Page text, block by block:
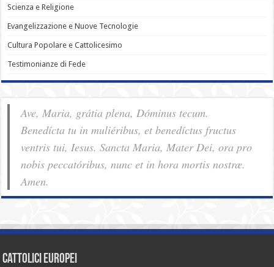
Scienza e Religione
Evangelizzazione e Nuove Tecnologie
Cultura Popolare e Cattolicesimo
Testimonianze di Fede
Ave, Maria, grátia plena, Dóminus tecum.
Benedícta tu in muliéribus, et benedíctus fructus
ventris tui, Iesus. Sancta Maria, Mater Dei, ora pro
nobis pec­ca­tóribus, nunc et in hora mortis nostræ.
Amen.
cattolici europei